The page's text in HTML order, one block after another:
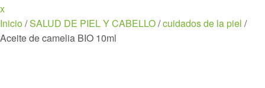
xClose
Menu
Inicio/SALUD DE PIEL Y CABELLO/cuidados de la piel /
Aceite de camelia BIO 10ml